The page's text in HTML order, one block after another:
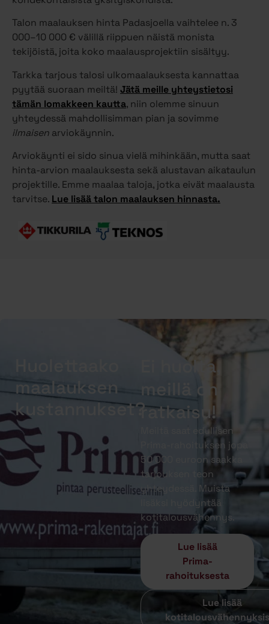
Talon maalauksen hinta Padasjoella vaihtelee n. 3
000–10 000 € välillä riippuen näistä monista
tekijöistä, joita koko maalausprojektiin sisältyy.
Tarkka tarjous talosi ulkomaalauksesta kannattaa
pyytää suoraan meiltä! Jätä meille yhteystietosi
tämän lomakkeen kautta, niin olemme sinuun
yhteydessä mahdollisimman pian ja sovimme
ilmaisen arviokäynnin.
Arviokäynti ei sido sinua vielä mihinkään, mutta saat
hinta-arvion maalauksesta sekä alustavan aikataulun
projektille. Emme maalaa taloja, jotka eivät maalausta
tarvitse. Lue lisää talon maalauksen hinnasta.
maalauksen
kustannukset?
Ei huolta,
meillä on
ratkaisu!
Meiltä saat edullisen
Prima-rahoituksen jopa
50 000 euroon saakka
tarjouksen teon
yhteydessä. Muista
lisäksi hyödyntää
kotitalousvähennys.
Lue lisää
Prima-
rahoituksesta
Lue lisää